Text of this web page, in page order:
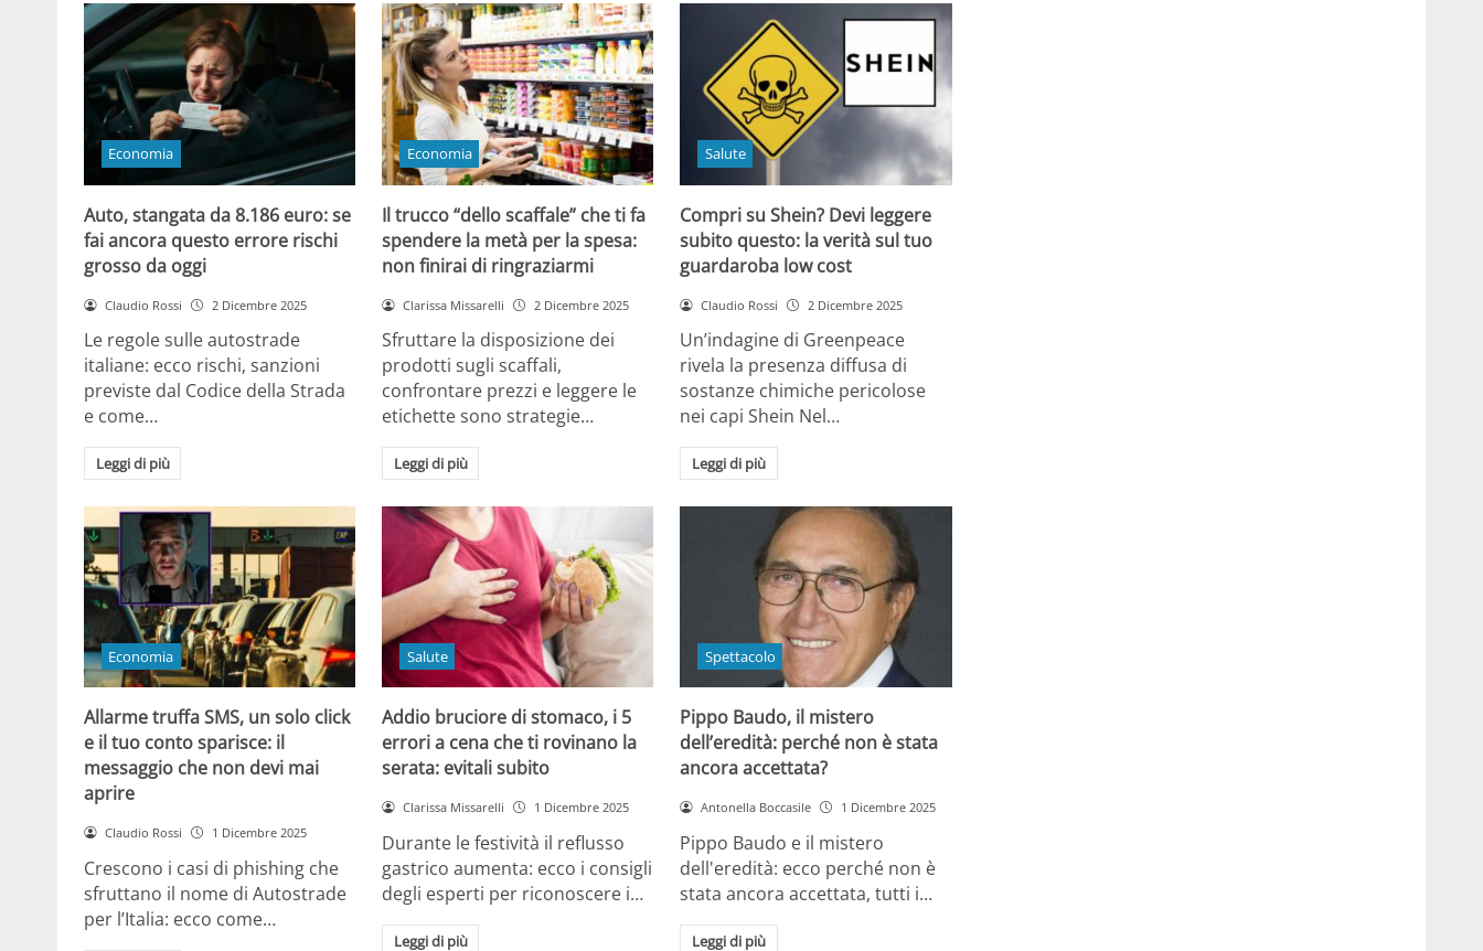
Economia
Auto, stangata da 8.186 euro: se
fai ancora questo errore rischi
grosso da oggi
Claudio Rossi 2 Dicembre 2025
Le regole sulle autostrade
italiane: ecco rischi, sanzioni
previste dal Codice della Strada
e come…
Leggi di più
Economia
Il trucco “dello scaffale” che ti fa
spendere la metà per la spesa:
non finirai di ringraziarmi
Clarissa Missarelli 2 Dicembre 2025
Sfruttare la disposizione dei
prodotti sugli scaffali,
confrontare prezzi e leggere le
etichette sono strategie…
Leggi di più
Salute
Compri su Shein? Devi leggere
subito questo: la verità sul tuo
guardaroba low cost
Claudio Rossi 2 Dicembre 2025
Un’indagine di Greenpeace
rivela la presenza diffusa di
sostanze chimiche pericolose
nei capi Shein Nel…
Leggi di più
Economia
Allarme truffa SMS, un solo click
e il tuo conto sparisce: il
messaggio che non devi mai
aprire
Claudio Rossi 1 Dicembre 2025
Crescono i casi di phishing che
sfruttano il nome di Autostrade
per l’Italia: ecco come…
Salute
Addio bruciore di stomaco, i 5
errori a cena che ti rovinano la
serata: evitali subito
Clarissa Missarelli 1 Dicembre 2025
Durante le festività il reflusso
gastrico aumenta: ecco i consigli
degli esperti per riconoscere i…
Leggi di più
Spettacolo
Pippo Baudo, il mistero
dell’eredità: perché non è stata
ancora accettata?
Antonella Boccasile 1 Dicembre 2025
Pippo Baudo e il mistero
dell'eredità: ecco perché non è
stata ancora accettata, tutti i…
Leggi di più